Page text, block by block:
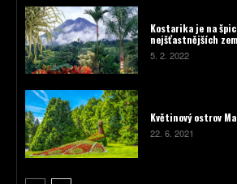
Kostarika je na
nejšťastnějších
5. 2. 2022
Květinový ostrov
22. 6. 2021